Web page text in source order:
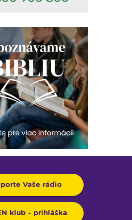
Vaše rádio
klub - prihláška